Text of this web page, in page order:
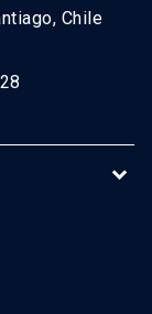
Chile